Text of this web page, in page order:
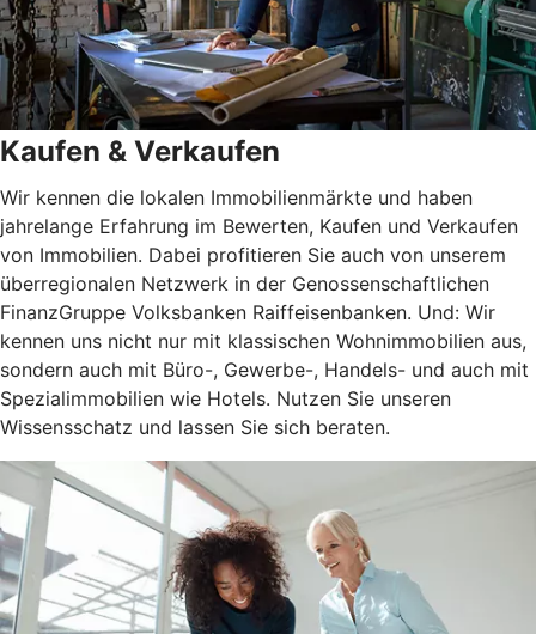
Kaufen & Verkaufen
Wir kennen die lokalen Immobilienmärkte und haben
jahrelange Erfahrung im Bewerten, Kaufen und Verkaufen
von Immobilien. Dabei profitieren Sie auch von unserem
überregionalen Netzwerk in der Genossenschaftlichen
FinanzGruppe Volksbanken Raiffeisenbanken. Und: Wir
kennen uns nicht nur mit klassischen Wohnimmobilien aus,
sondern auch mit Büro-, Gewerbe-, Handels- und auch mit
Spezialimmobilien wie Hotels. Nutzen Sie unseren
Wissensschatz und lassen Sie sich beraten.